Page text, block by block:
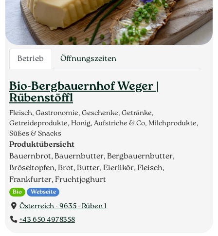
Betrieb Öffnungszeiten
Bio-Bergbauernhof Weger |
Rübenstöffl
Fleisch, Gastronomie, Geschenke, Getränke,
Getreideprodukte, Honig, Aufstriche & Co, Milchprodukte,
Süßes & Snacks
Produktübersicht
Bauernbrot, Bauernbutter, Bergbauernbutter,
Bröseltopfen, Brot, Butter, Eierlikör, Fleisch,
Frankfurter, Fruchtjoghurt
Bio Webseite
Österreich - 9635 - Rüben 1
+43 650 4978358